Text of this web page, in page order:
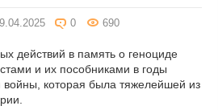
0 690
действий в память о геноциде
и их пособниками в годы
войны, которая была тяжелейшей из